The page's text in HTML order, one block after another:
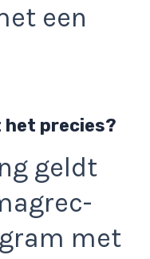
een
het precies?
geldt
met